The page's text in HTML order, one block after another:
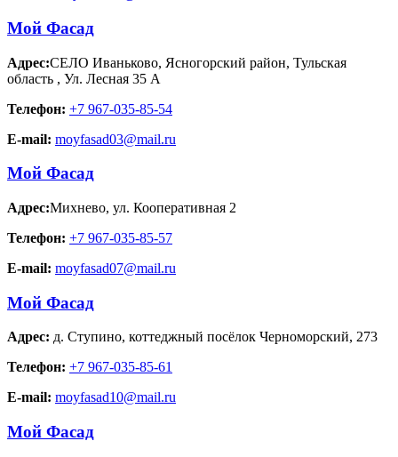
Мой Фасад
Адрес:СЕЛО Иваньково, Ясногорский район, Тульская
область , Ул. Лесная 35 А
Телефон: +7 967-035-85-54
E-mail: moyfasad03@mail.ru
Мой Фасад
Адрес:Михнево, ул. Кооперативная 2
Телефон: +7 967-035-85-57
E-mail: moyfasad07@mail.ru
Мой Фасад
Адрес: д. Ступино, коттеджный посёлок Черноморский, 273
Телефон: +7 967-035-85-61
E-mail: moyfasad10@mail.ru
Мой Фасад